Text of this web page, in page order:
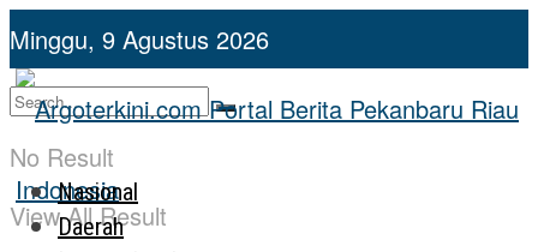
Minggu, 9 Agustus 2026
No Result
View All Result
Nasional
Daerah